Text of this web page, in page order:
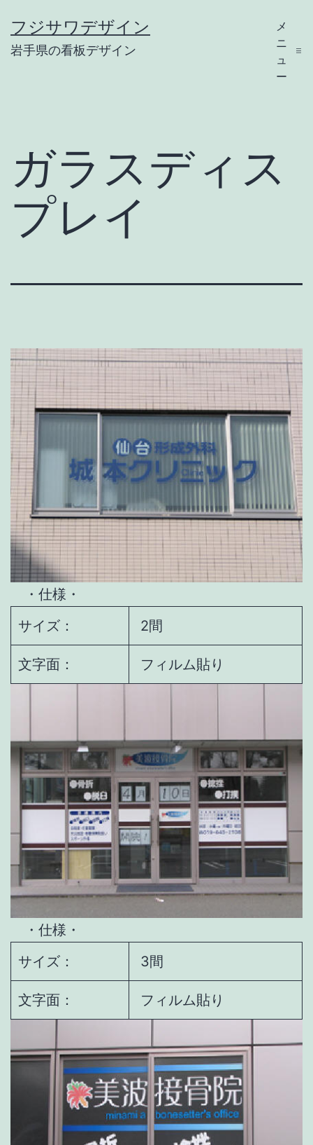
ン
テ
フジサワデザイン
岩手県の看板デザイン
メ
ニ
ュ
ー
ガラスディス
プレイ
・仕様・
サイズ： 2間
文字面： フィルム貼り
・仕様・
サイズ： 3間
文字面： フィルム貼り